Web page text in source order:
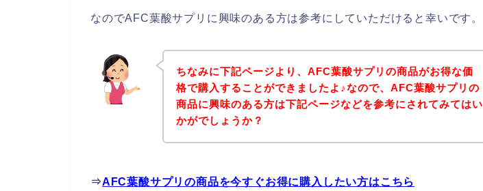
なのでAFC葉酸サプリに興味のある方は参考にしていただけると幸いです。
ちなみに下記ページより、AFC葉酸サプリの商品がお得な価
格で購入することができましたよ♪なので、AFC葉酸サプリの
商品に興味のある方は下記ページなどを参考にされてみてはい
かがでしょうか？
⇒AFC葉酸サプリの商品を今すぐお得に購入したい方はこちら